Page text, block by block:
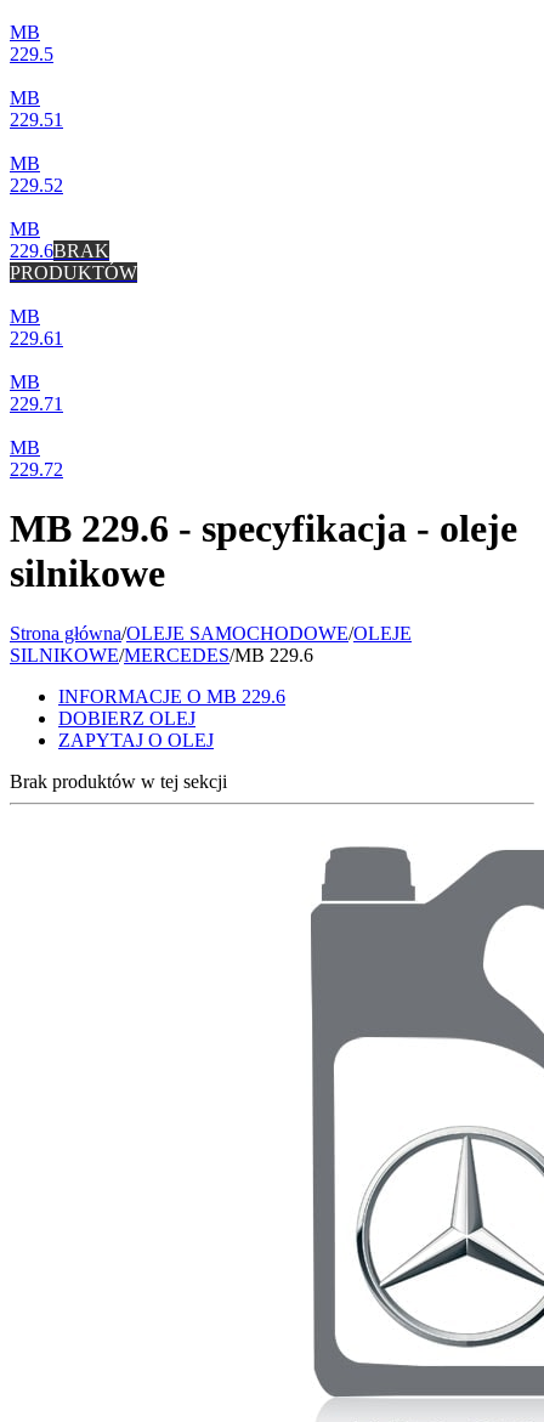
MB
229.5
MB
229.51
MB
229.52
MB
229.6BRAK
PRODUKTÓW
MB
229.61
MB
229.71
MB
229.72
MB 229.6 - specyfikacja - oleje
silnikowe
Strona główna/OLEJE SAMOCHODOWE/OLEJE
SILNIKOWE/MERCEDES/MB 229.6
INFORMACJE O MB 229.6
DOBIERZ OLEJ
ZAPYTAJ O OLEJ
Brak produktów w tej sekcji